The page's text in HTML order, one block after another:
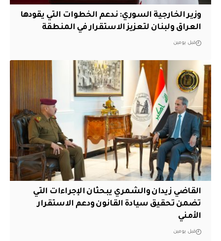
وزير الخارجية السوري: ندعم الخطوات التي يقودها
العراق ولبنان لتعزيز الاستقرار في المنطقة
قبل يومين
القاضي زيدان والشمري يبحثان الإجراءات التي
تضمن تحقيق سيادة القانون ودعم الاستقرار
الأمني
قبل يومين